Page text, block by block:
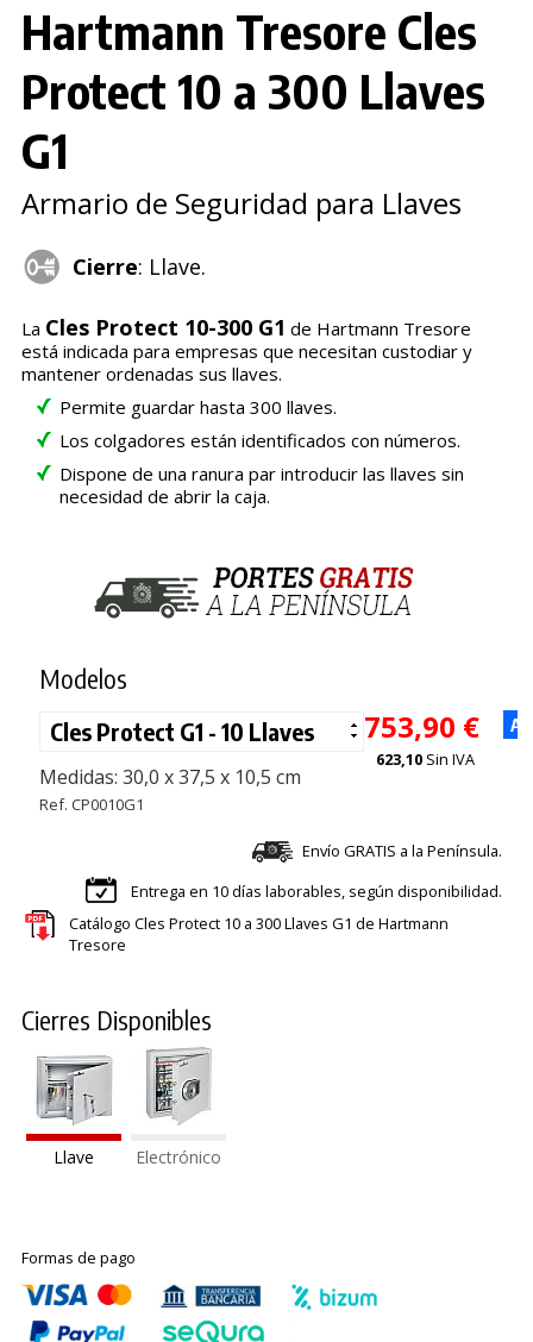
Hartmann Tresore Cles
Protect 10 a 300 Llaves
G1
Armario de Seguridad para Llaves
Cierre: Llave.
La Cles Protect 10-300 G1 de Hartmann Tresore
está indicada para empresas que necesitan custodiar y
mantener ordenadas sus llaves.
Permite guardar hasta 300 llaves.
Los colgadores están identificados con números.
Dispone de una ranura par introducir las llaves sin
necesidad de abrir la caja.
Modelos
Medidas: 30,0 x 37,5 x 10,5 cm
Ref. CP0010G1
753,90 €
623,10 Sin IVA
Envío GRATIS a la Península.
Entrega en 10 días laborables, según disponibilidad.
Catálogo Cles Protect 10 a 300 Llaves G1 de Hartmann
Tresore
Cierres Disponibles
Llave Electrónico
Formas de pago